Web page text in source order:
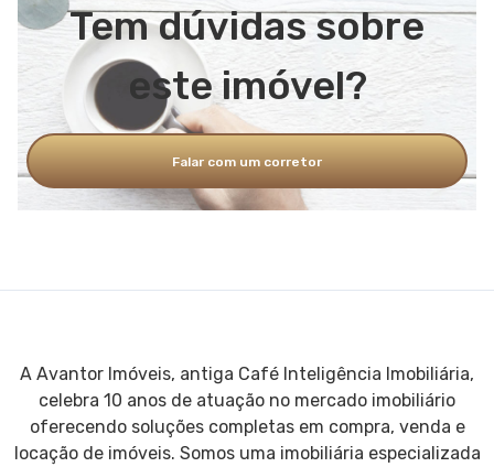
Tem dúvidas sobre
este imóvel?
Falar com um corretor
A Avantor Imóveis, antiga Café Inteligência Imobiliária,
celebra 10 anos de atuação no mercado imobiliário
oferecendo soluções completas em compra, venda e
locação de imóveis. Somos uma imobiliária especializada